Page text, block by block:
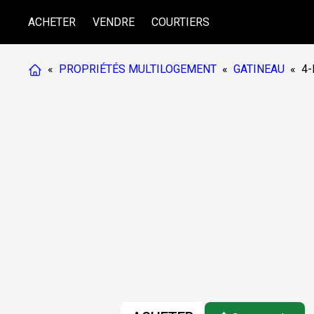
ACHETER VENDRE COURTIERS
« PROPRIÉTÉS MULTILOGEMENT « GATINEAU « 4-